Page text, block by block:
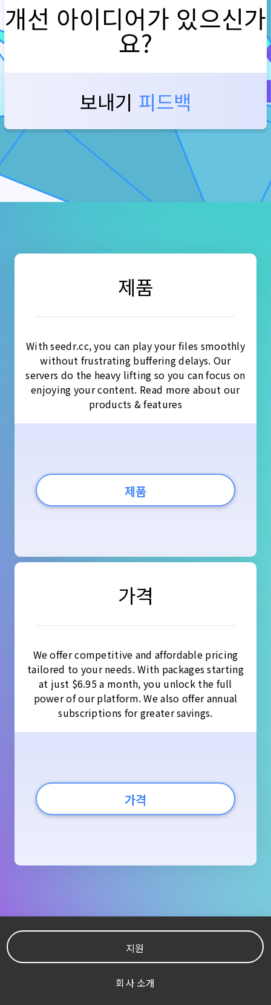
개선 아이디어가 있으신가
요?
보내기 피드백
제품
With seedr.cc, you can play your files smoothly
without frustrating buffering delays. Our
servers do the heavy lifting so you can focus on
enjoying your content. Read more about our
products & features
제품
가격
We offer competitive and affordable pricing
tailored to your needs. With packages starting
at just $6.95 a month, you unlock the full
power of our platform. We also offer annual
subscriptions for greater savings.
가격
지원
회사 소개